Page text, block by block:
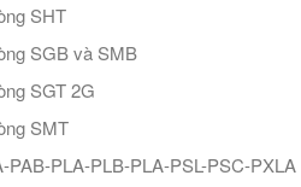
SHT
SGB và SMB
SGT 2G
SMT
PAB-PLA-PLB-PLA-PSL-PSC-PXLA